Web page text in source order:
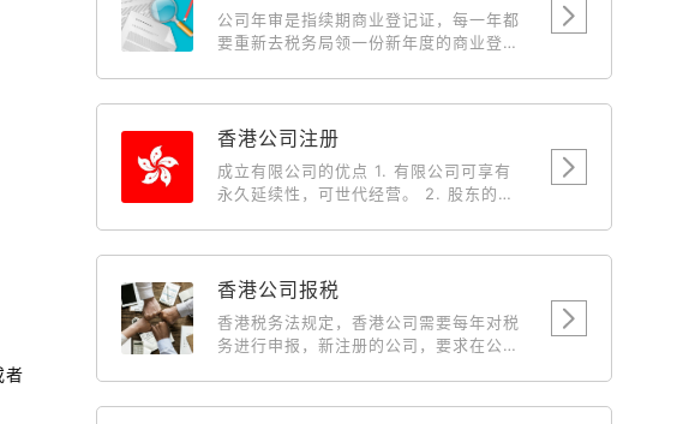
者
公司年审是指续期商业登记证，每一年都
要重新去税务局领一份新年度的商业登记
香港公司注册
成立有限公司的优点 1. 有限公司可享有
永久延续性，可世代经营。 2. 股东的私
各股东(投资者)之权益，因此较容易集合
资金。 4. 成立有限公司后，中国、台湾
务签証将获优先考虑。 5. 有限公司的债
务有限，经营生意上的风险，一概不会牵
香港公司报税
香港税务法规定，香港公司需要每年对税
务进行申报，新注册的公司，要求在公司
港公司每年需要申报一次税务情况。